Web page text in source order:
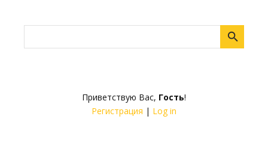
Приветствую Вас, Гость!
Регистрация | Log in